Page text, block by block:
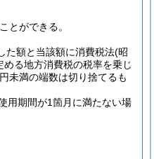
とができる。
た額と当該額に消費税法(昭
める地方消費税の税率を乗じ
未満の端数は切り捨てるも
用期間が1箇月に満たない場